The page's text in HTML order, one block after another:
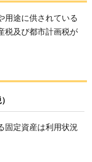
用途に供されている
税及び都市計画税が
固定資産は利用状況